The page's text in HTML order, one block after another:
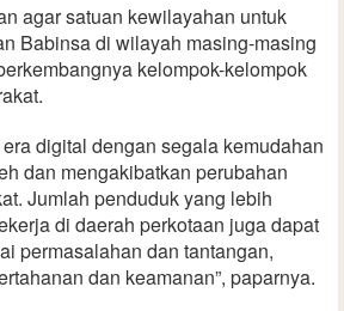
agar satuan kewilayahan untuk
Babinsa di wilayah masing-masing
kelompok-kelompok
digital dengan segala kemudahan
dan mengakibatkan perubahan
Jumlah penduduk yang lebih
di daerah perkotaan juga dapat
permasalahan dan tantangan,
dan keamanan”, paparnya.